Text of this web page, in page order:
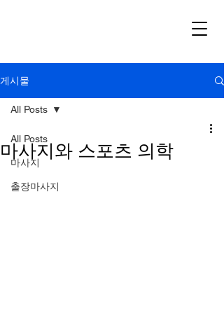
게시물
All Posts
마사지
출장마사지
All Posts
마사지와 스포츠 의학